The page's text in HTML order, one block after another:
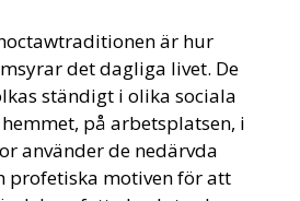
är hur
det dagliga livet. De
ständigt i olika sociala
på arbetsplatsen, i
använder de nedärvda
profetiska motiven för att